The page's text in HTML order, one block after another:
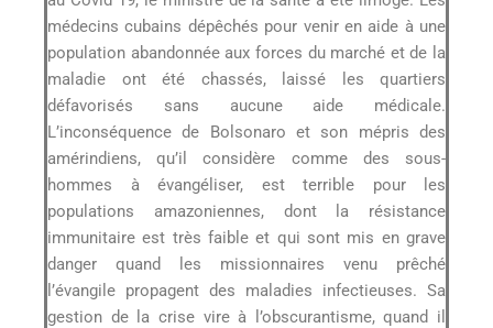
médecins cubains dépêchés pour venir en aide à une
population abandonnée aux forces du marché et de la
maladie ont été chassés, laissé les quartiers
défavorisés sans aucune aide médicale.
L’inconséquence de Bolsonaro et son mépris des
amérindiens, qu’il considère comme des sous-
hommes à évangéliser, est terrible pour les
populations amazoniennes, dont la résistance
immunitaire est très faible et qui sont mis en grave
danger quand les missionnaires venu prêché
l’évangile propagent des maladies infectieuses. Sa
gestion de la crise vire à l’obscurantisme, quand il